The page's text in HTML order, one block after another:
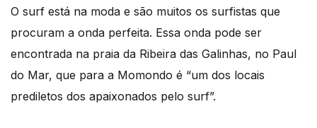
O surf está na moda e são muitos os surfistas que
procuram a onda perfeita. Essa onda pode ser
encontrada na praia da Ribeira das Galinhas, no Paul
do Mar, que para a Momondo é “um dos locais
prediletos dos apaixonados pelo surf”.